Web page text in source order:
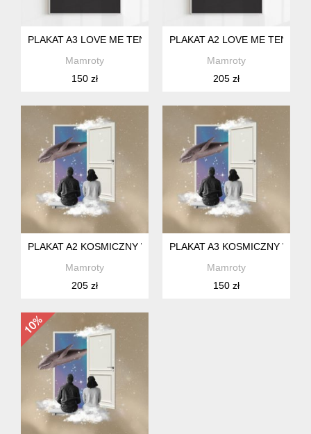
PLAKAT A3 LOVE ME TENDER
Mamroty
150 zł
PLAKAT A2 LOVE ME TENDER
Mamroty
205 zł
PLAKAT A2 KOSMICZNY WIELORYB
Mamroty
205 zł
PLAKAT A3 KOSMICZNY
Mamroty
150 zł